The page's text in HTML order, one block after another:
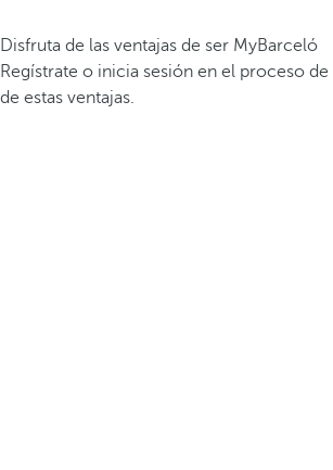
Disfruta de las ventajas de ser MyBarceló
Regístrate o inicia sesión en el proceso
de estas ventajas.